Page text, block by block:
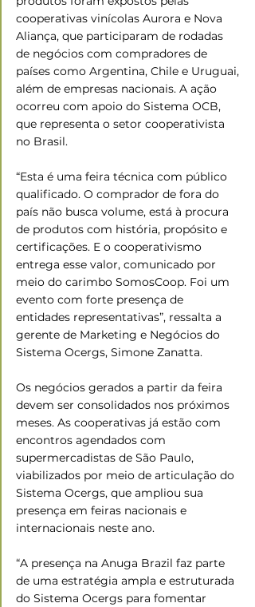
cooperativas vinícolas Aurora e Nova
Aliança, que participaram de rodadas
de negócios com compradores de
países como Argentina, Chile e Uruguai,
além de empresas nacionais. A ação
ocorreu com apoio do Sistema OCB,
que representa o setor cooperativista
no Brasil.
“Esta é uma feira técnica com público
qualificado. O comprador de fora do
país não busca volume, está à procura
de produtos com história, propósito e
certificações. E o cooperativismo
entrega esse valor, comunicado por
meio do carimbo SomosCoop. Foi um
evento com forte presença de
entidades representativas”, ressalta a
gerente de Marketing e Negócios do
Sistema Ocergs, Simone Zanatta.
Os negócios gerados a partir da feira
devem ser consolidados nos próximos
meses. As cooperativas já estão com
encontros agendados com
supermercadistas de São Paulo,
viabilizados por meio de articulação do
Sistema Ocergs, que ampliou sua
presença em feiras nacionais e
internacionais neste ano.
“A presença na Anuga Brazil faz parte
de uma estratégia ampla e estruturada
do Sistema Ocergs para fomentar